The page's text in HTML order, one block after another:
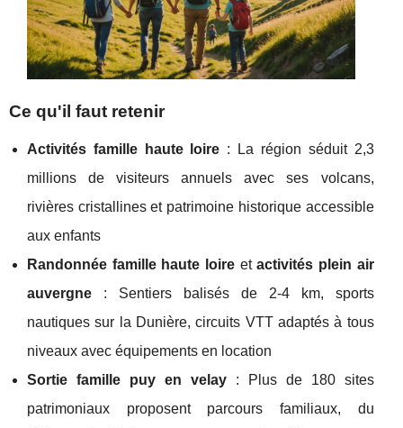
Ce qu'il faut retenir
Activités famille haute loire : La région séduit 2,3
millions de visiteurs annuels avec ses volcans,
rivières cristallines et patrimoine historique accessible
aux enfants
Randonnée famille haute loireetactivités plein air
auvergne : Sentiers balisés de 2-4 km, sports
nautiques sur la Dunière, circuits VTT adaptés à tous
niveaux avec équipements en location
Sortie famille puy en velay: Plus de 180 sites
patrimoniaux proposent parcours familiaux, du